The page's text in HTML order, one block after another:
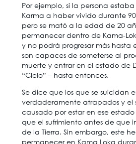
Por ejemplo, si la persona
Karma a haber vivido durante
pero se mató a la edad de 20
permanecer dentro de Kama-
y no podrá progresar más hasta
son capaces de someterse al
muerte y entrar en el estado de
“Cielo” – hasta entonces.
Se dice que los que se suicidan
verdaderamente atrapados y el
causado por estar en ese
que el sufrimiento antes de que
de la Tierra. Sin embargo, este
permanecer en Kama Loka